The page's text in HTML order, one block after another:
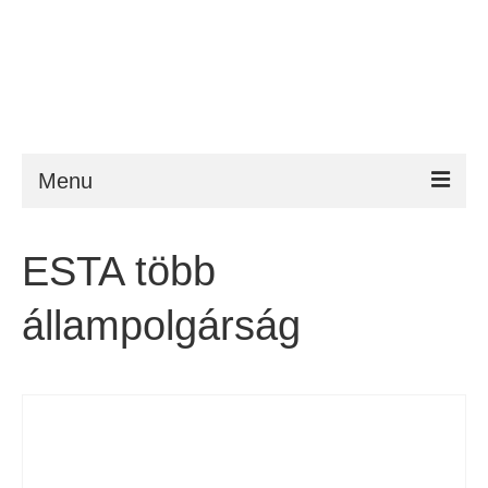
Menu
Követelmény
FAQ
ESTA több
állampolgárság